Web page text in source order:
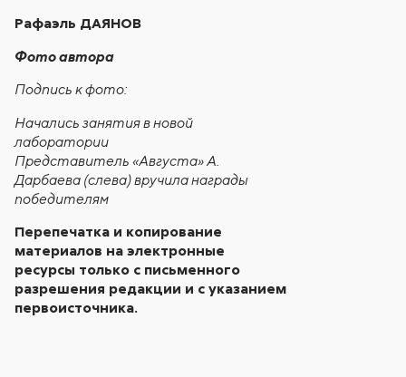
Рафаэль ДАЯНОВ
Фото автора
Подпись к фото:
Начались занятия в новой
лаборатории
Представитель «Августа» А.
Дарбаева (слева) вручила награды
победителям
Перепечатка и копирование
материалов на электронные
ресурсы только с письменного
разрешения редакции и с указанием
первоисточника.